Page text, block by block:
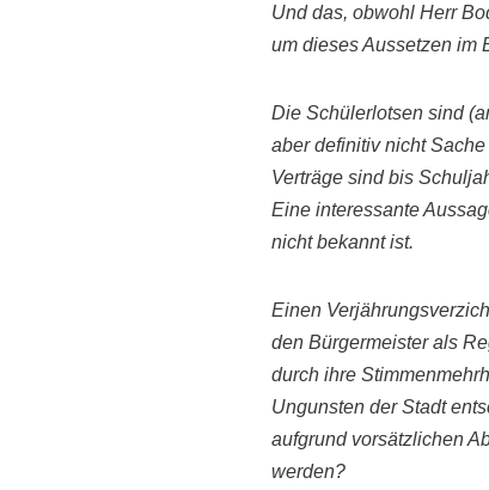
Und das, obwohl Herr
um dieses Aussetzen im
Die Schülerlotsen sind
aberdefinitivnicht
Verträge sind bis Schul
Eine interessante
nicht bekannt ist.
Einen
den Bürgermeister als
durch ihre
Ungunsten der Stadt
aufgrund vorsätzlichen
werden?